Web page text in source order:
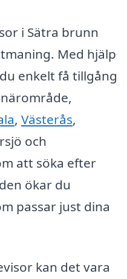
i Sätra brunn
Med hjälp
enkelt få tillgång
, Västerås,
och
att söka efter
ökar du
passar just dina
kan det vara